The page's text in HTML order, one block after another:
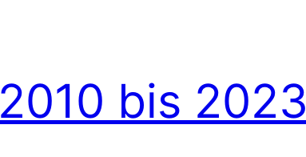
bis 2023